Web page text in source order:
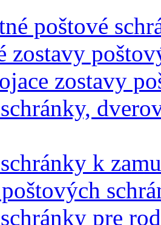
poštové
zostavy
zostavy
k
pre